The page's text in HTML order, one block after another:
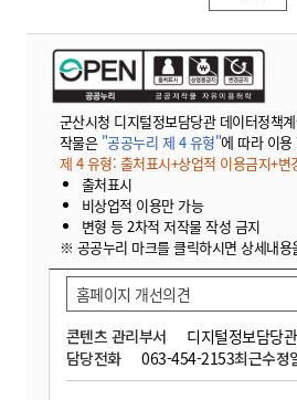
군산시청 디지털정보담당관 데이터정책
작물은 "공공누리 제 4 유형"에 따라 이
제 4 유형: 출처표시+상업적 이용금지+변
출처표시
비상업적 이용만 가능
변형 등 2차적 저작물 작성 금지
※ 공공누리 마크를 클릭하시면 상세내용
콘텐츠 관리부서
디지털정보담당
담당전화
063-454-2153최근수정
홈페이지 개선의견